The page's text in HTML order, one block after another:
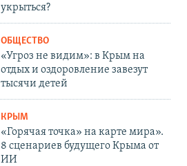
укрыться?
ОБЩЕСТВО
«Угроз не видим»: в Крым на
отдых и оздоровление завезут
тысячи детей
КРЫМ
«Горячая точка» на карте мира».
8 сценариев будущего Крыма от
ИИ